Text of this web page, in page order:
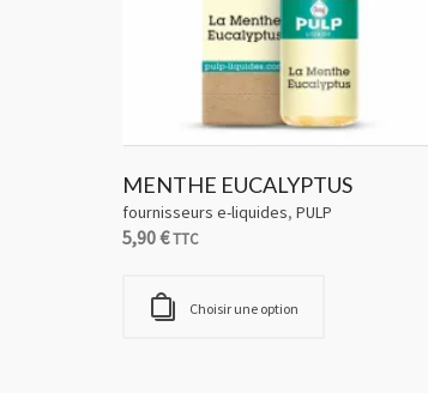
MENTHE EUCALYPTUS
fournisseurs e-liquides, PULP
5,90€TTC
Choisir une option